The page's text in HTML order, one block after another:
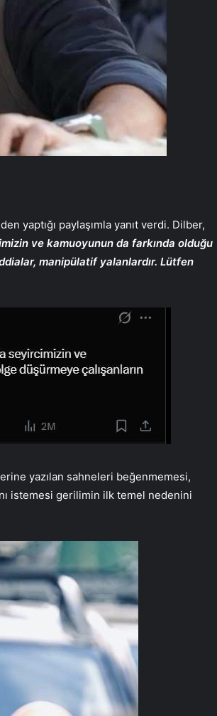
yaptığı paylaşımla yanıt verdi. Dilber,
ve kamuoyunun da farkında olduğu
manipülatif yalanlardır. Lütfen
yazılan sahneleri beğenmemesi,
istemesi gerilimin ilk temel nedenini